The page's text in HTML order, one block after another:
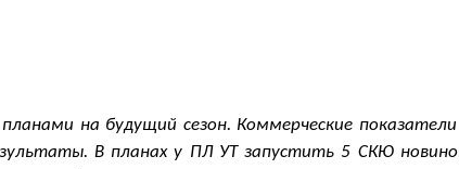
на будущий сезон. Коммерческие
В планах у ПЛ УТ запустить 5 СКЮ